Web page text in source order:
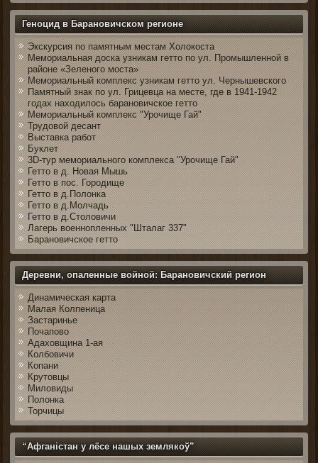
Геноцид в Барановичском регионе
Экскурсия по памятным местам Холокоста
Мемориальная доска узникам гетто по ул. Промышленной в
районе «Зеленого моста»
Мемориальный комплекс узникам гетто ул. Чернышевского
Памятный знак по ул. Грицевца на месте, где в 1941-1942
годах находилось барановичское гетто
Мемориальный комплекс "Урочище Гай"
Трудовой десант
Выставка работ
Буклет
3D-тур мемориального комплекса "Урочище Гай"
Гетто в д. Новая Мышь
Гетто в пос. Городище
Гетто в д.Полонка
Гетто в д.Молчадь
Гетто в д.Столовичи
Лагерь военнопленных "Шталаг 337"
Барановичское гетто
Деревни, опаленные войной: Барановичский регион
Динамическая карта
Малая Колпеница
Застаринье
Почапово
Адаховщина 1-ая
Колбовичи
Копани
Крутовцы
Миловиды
Полонка
Торчицы
“Афганістан у лёсе нашых землякоў”